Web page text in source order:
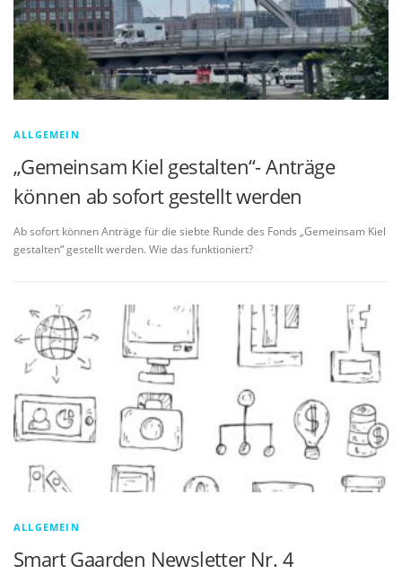
ALLGEMEIN
„Gemeinsam Kiel gestalten“- Anträge
können ab sofort gestellt werden
Ab sofort können Anträge für die siebte Runde des Fonds „Gemeinsam Kiel
gestalten“ gestellt werden. Wie das funktioniert?
ALLGEMEIN
Smart Gaarden Newsletter Nr. 4